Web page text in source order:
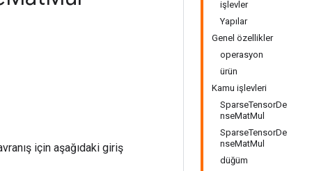
işlevler
Yapılar
Genel özellikler
operasyon
ürün
Kamu işlevleri
SparseTensorDe
nseMatMul
SparseTensorDe
nseMatMul
düğüm
için aşağıdaki giriş